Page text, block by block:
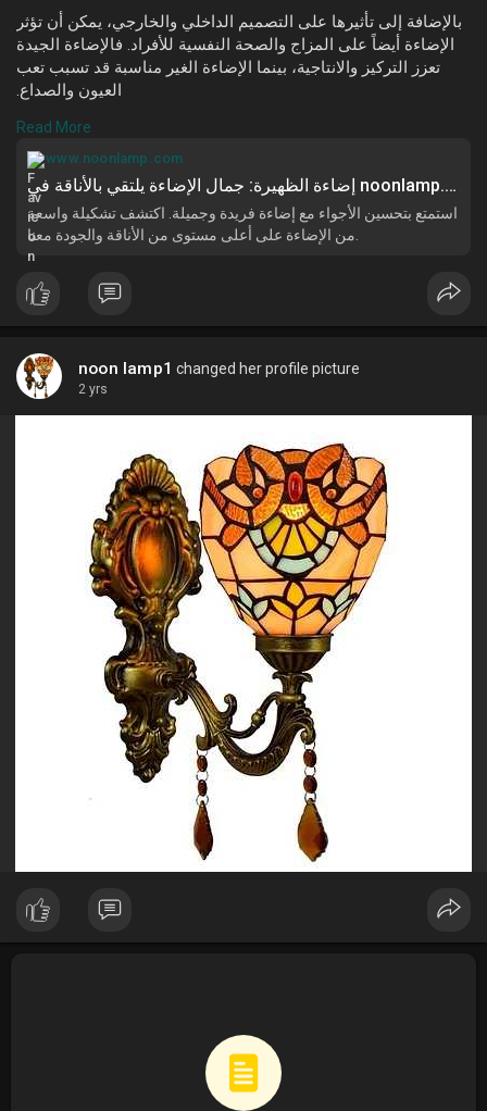
بالإضافة إلى تأثيرها على التصميم الداخلي والخارجي، يمكن أن تؤثر
الإضاءة أيضاً على المزاج والصحة النفسية للأفراد. فالإضاءة الجيدة
تعزز التركيز والانتاجية، بينما الإضاءة الغير مناسبة قد تسبب تعب
العيون والصداع.
لذا، ينبغي على الجميع الاهتمام بجودة الإضاءة المستخدمة في
المنازل والمكاتب والأماكن العامة، واختيار الأنواع المناسبة وفقاً
لاحتياجات المساحة وأهداف الإضاءة. فباختيار الإضاءة الصحيحة،
يمكن تحقيق توازن مثالي في الديكور وتحسين جودة الحياة للأفراد.
Read More
www.noonlamp.com
إضاءة الظهيرة: جمال الإضاءة يلتقي بالأناقة في noonlamp.com
استمتع بتحسين الأجواء مع إضاءة فريدة وجميلة. اكتشف تشكيلة واسعة
noon lamp1 changed her profile picture
2 yrs